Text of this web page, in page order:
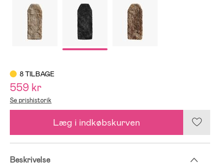
8 TILBAGE
559 kr
Se prishistorik
Læg i indkøbskurven
Beskrivelse